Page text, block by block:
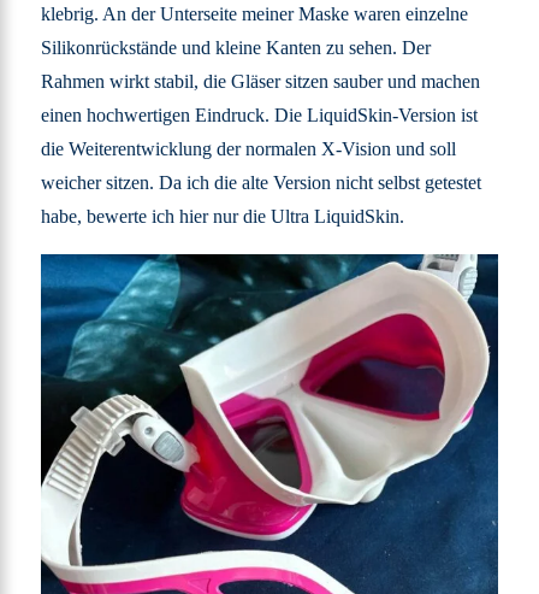
klebrig. An der Unterseite meiner Maske waren einzelne
Silikonrückstände und kleine Kanten zu sehen. Der
Rahmen wirkt stabil, die Gläser sitzen sauber und machen
einen hochwertigen Eindruck. Die LiquidSkin-Version ist
die Weiterentwicklung der normalen X-Vision und soll
weicher sitzen. Da ich die alte Version nicht selbst getestet
habe, bewerte ich hier nur die Ultra LiquidSkin.